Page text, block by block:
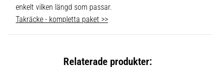
enkelt vilken längd som passar.
Takräcke - kompletta paket >>
Relaterade produkter: